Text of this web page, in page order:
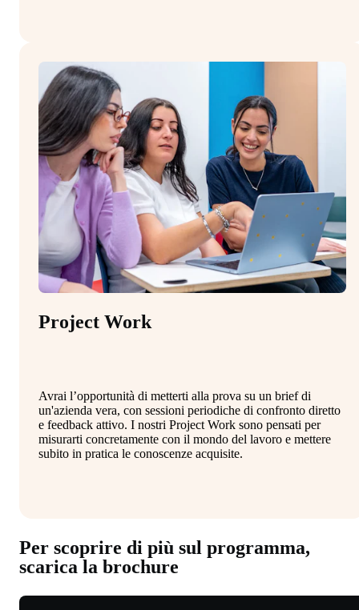
Project Work
Avrai l’opportunità di metterti alla prova su un brief di
un'azienda vera, con sessioni periodiche di confronto diretto
e feedback attivo. I nostri Project Work sono pensati per
misurarti concretamente con il mondo del lavoro e mettere
subito in pratica le conoscenze acquisite.
Per scoprire di più sul programma,
scarica la brochure